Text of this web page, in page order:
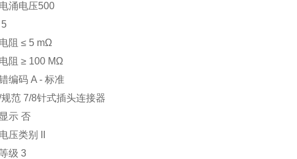
涌电压500
5
阻 ≤ 5 mΩ
阻 ≥ 100 MΩ
编码 A - 标准
范 7/8针式插头连接器
示 否
压类别
级 3